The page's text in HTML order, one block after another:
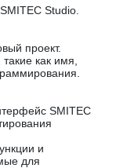
Studio.
проект.
как имя,
SMITEC
и
для